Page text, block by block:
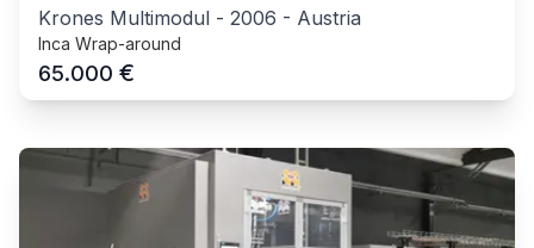
Krones Multimodul - 2006 - Austria
Inca Wrap-around
65.000 €